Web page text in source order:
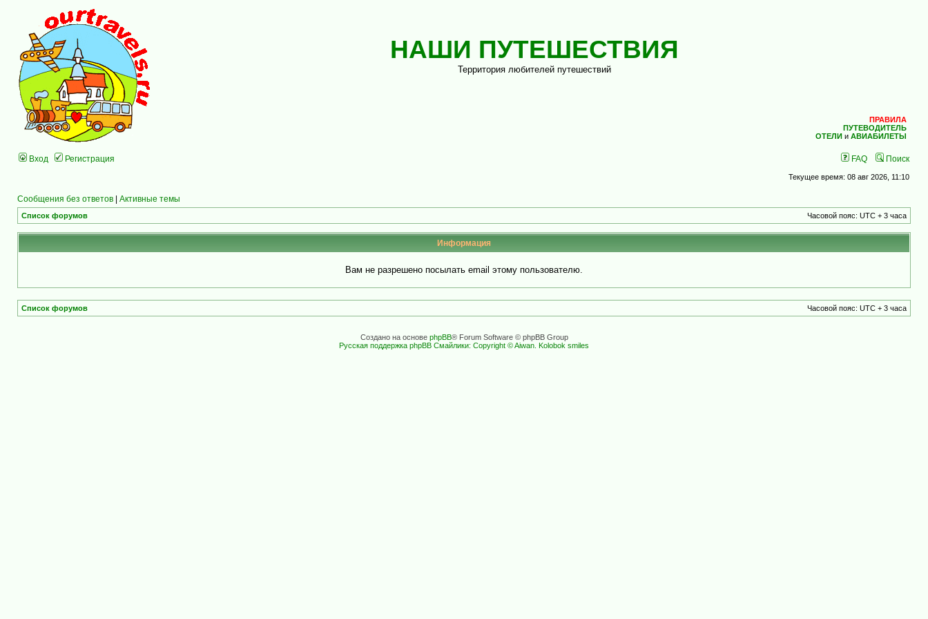
НАШИ ПУТЕШЕСТВИЯ
Территория любителей путешествий
ПРАВИЛА
ПУТЕВОДИТЕЛЬ
ОТЕЛИ и АВИАБИЛЕТЫ
Вход Регистрация FAQ Поиск
Текущее время: 08 авг 2026, 11:10
Сообщения без ответов | Активные темы
Список форумов Часовой пояс: UTC + 3 часа
Информация
Вам не разрешено посылать email этому пользователю.
Список форумов Часовой пояс: UTC + 3 часа
Создано на основе phpBB® Forum Software © phpBB Group
Русская поддержка phpBB Смайлики: Copyright © Aiwan. Kolobok smiles